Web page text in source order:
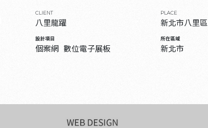
CLIENT
八里龍躍
PLACE
新北市八里區
設計項目
個案網 數位電子展板
所在區域
新北市